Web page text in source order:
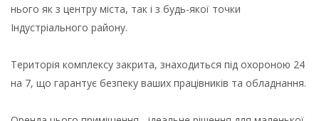
нього як з центру міста, так і з будь-якої точки
Індустріального району.
Територія комплексу закрита, знаходиться під охороною 24
на 7, що гарантує безпеку ваших працівників та обладнання.